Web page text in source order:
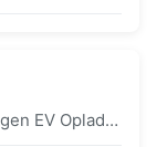
Aangepaste Zeer Betrouwbare 4-12 Lagen EV Oplader PCB Assemblage Voor Universele EV Modellen